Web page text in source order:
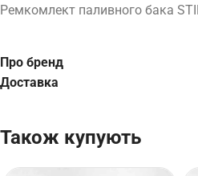
Ремкомлект паливного бака
Про бренд
Доставка
Також купують